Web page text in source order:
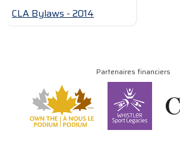
CLA Bylaws - 2014
Partenaires financiers